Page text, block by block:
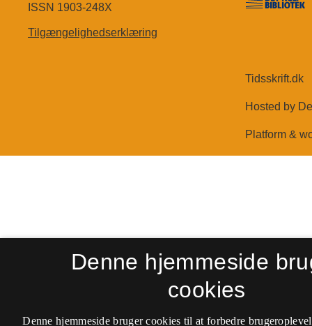
ISSN 1903-248X
Tilgængelighedserklæring
Denne hjemmeside
cookies
Denne hjemmeside bruger cookies til at forbedre